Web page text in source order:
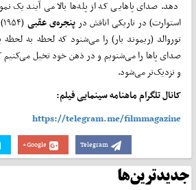
دهد. صدای پاهایی که از پله‌ها بالا می آیند یک
استوارت) در تاریکی اتاقش در پنجره‌ی عقبی
توروالد (ریموند بار) را می‌شنود که لحظه ‌به لحظه
صدای پاها را می‌شنویم و در ذهن خود تخیل می‌کنیم
و نزدیک‌تر می‌شود.
کانال تلگرام ماهنامه سینمایی فیلم:
https://telegram.me/filmmagazine
Google+ Telegram
جدیدترین‌ها